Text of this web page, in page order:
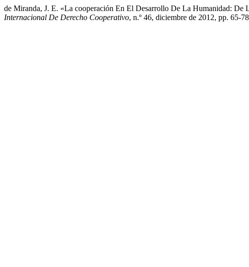
de Miranda, J. E. «La cooperación En El Desarrollo De La Humanidad:
Internacional De Derecho Cooperativo, n.º 46, diciembre de 2012, pp. 65-